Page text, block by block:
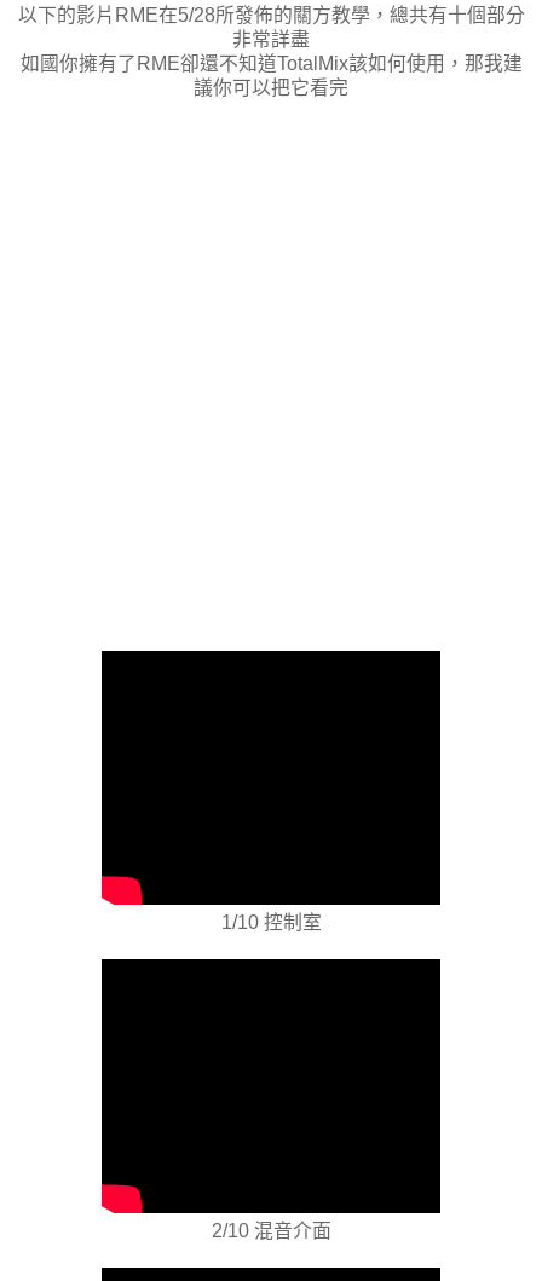
以下的影片RME在5/28所發佈的關方教學，總共有十個部分
非常詳盡
如國你擁有了RME卻還不知道TotalMix該如何使用，那我建
議你可以把它看完
1/10 控制室
2/10 混音介面